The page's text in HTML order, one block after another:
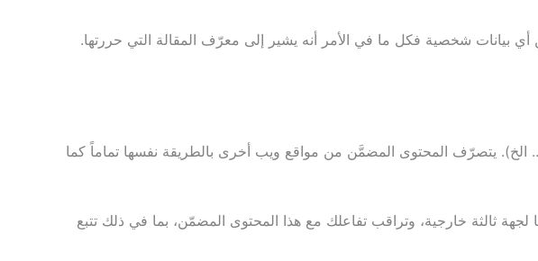
شخصية فكل ما في الأمر أنه يشير إلى معرّف المقالة التي حررتها.
الخ). يتصرّف المحتوى المضمَّن من مواقع ويب أخرى بالطريقة نفسها تماماً كما
لجهة ثالثة خارجية، وتراقب تفاعلك مع هذا المحتوى المضمّن، بما في ذلك تتبع